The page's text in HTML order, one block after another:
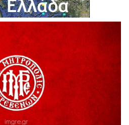
του «Πολιτιστικού
ταινία «Μικρές
αλλοδαπός, για κλοπή
Θέατρο “Καστράκι”,